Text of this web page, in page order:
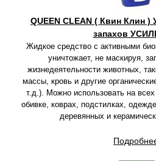
QUEEN CLEAN ( Квин Клин )
запахов
Жидкое средство с активными
уничтожает, не маскируя,
жизнедеятельности животных,
массы, кровь и другие
т.д.). Можно использовать на
обивке, коврах, подстилках,
деревянных и